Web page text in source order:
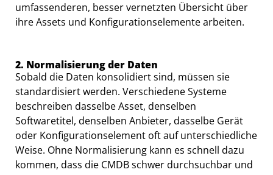
umfassenderen, besser vernetzten Übersicht über
ihre Assets und Konfigurationselemente arbeiten.
2. Normalisierung der Daten
Sobald die Daten konsolidiert sind, müssen sie
standardisiert werden. Verschiedene Systeme
beschreiben dasselbe Asset, denselben
Softwaretitel, denselben Anbieter, dasselbe Gerät
oder Konfigurationselement oft auf unterschiedliche
Weise. Ohne Normalisierung kann es schnell dazu
kommen, dass die CMDB schwer durchsuchbar und